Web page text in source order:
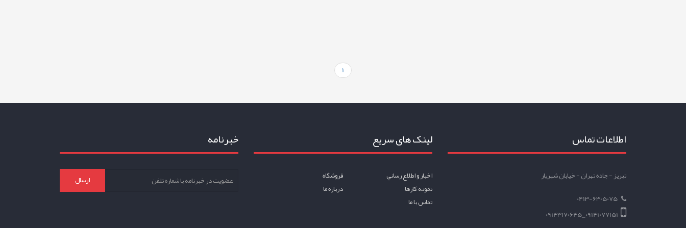
1
اطلاعات تماس
تبریز - جاده تهران - خیابان شهریار
09141077151_09143170645
لینک های سریع
اخبار و اطلاع رساني
فروشگاه
نمونه کارها
درباره ما
تماس با ما
خبرنامه
ارسال